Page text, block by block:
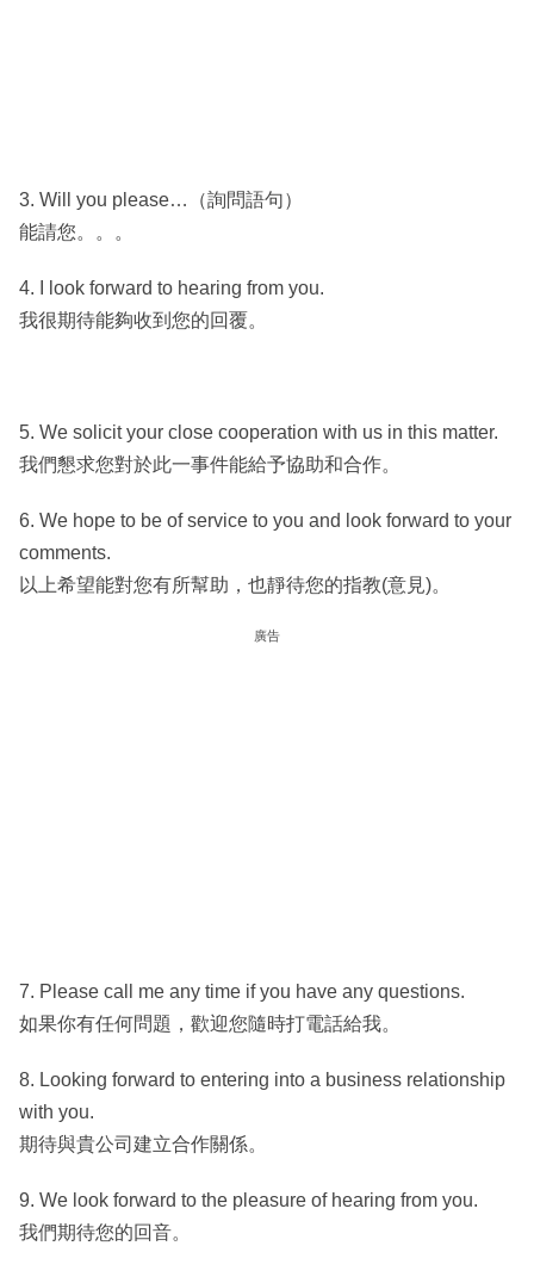
3. Will you please…（詢問語句）
能請您。。。
4. I look forward to hearing from you.
我很期待能夠收到您的回覆。
5. We solicit your close cooperation with us in this matter.
我們懇求您對於此一事件能給予協助和合作。
6. We hope to be of service to you and look forward to your
comments.
以上希望能對您有所幫助，也靜待您的指教(意見)。
廣告
7. Please call me any time if you have any questions.
如果你有任何問題，歡迎您隨時打電話給我。
8. Looking forward to entering into a business relationship
with you.
期待與貴公司建立合作關係。
9. We look forward to the pleasure of hearing from you.
我們期待您的回音。